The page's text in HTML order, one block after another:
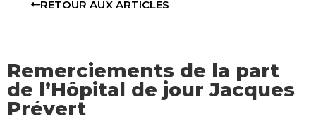
RETOUR AUX ARTICLES
Remerciements de la part
de l’Hôpital de jour Jacques
Prévert